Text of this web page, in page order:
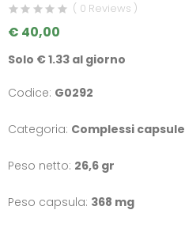
( 0 Reviews )
€ 40,00
Solo € 1.33 al giorno
Codice: G0292
Categoria: Complessi capsule
Peso netto: 26,6 gr
Peso capsula: 368 mg